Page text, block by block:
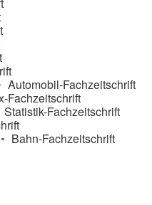
Automobil-Fachzeitschrift
Fachzeitschrift
Statistik-Fachzeitschrift
Bahn-Fachzeitschrift